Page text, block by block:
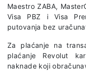
Maestro ZABA,
Visa PBZ i Visa
putovanja bez
Za plaćanje na
plaćanje Revolut
naknade koji